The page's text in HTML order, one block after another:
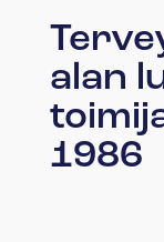
alan
1986